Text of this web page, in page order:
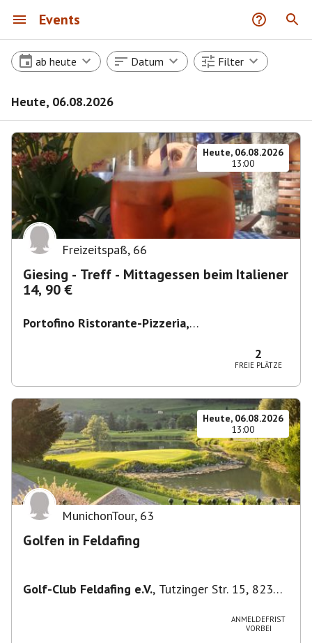
Events
ab heute Datum Filter
Heute, 06.08.2026
Heute, 06.08.2026
13:00
Freizeitspaß, 66
Giesing - Treff - Mittagessen beim Italiener
14, 90 €
Portofino Ristorante-Pizzeria,
2
FREIE PLÄTZE
Heute, 06.08.2026
13:00
MunichonTour, 63
Golfen in Feldafing
Golf-Club Feldafing e.V., Tutzinger Str. 15, 82340
ANMELDEFRIST
VORBEI